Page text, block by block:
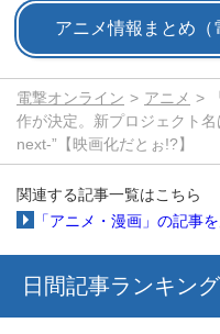
アニメ情報まとめ（
電撃オンライン アニメ
作が決定。新プロジェクト
next-”【映画化だとぉ!?】
関連する記事一覧はこちら
「アニメ・漫画」の記事
日間記事ランキング